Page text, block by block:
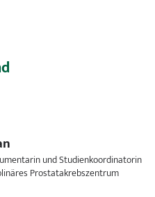
und Studienkoordinatorin
Prostatakrebszentrum